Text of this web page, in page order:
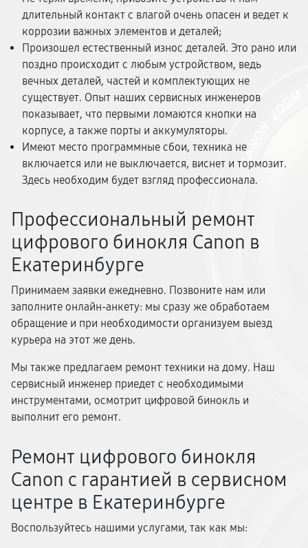
длительный контакт с влагой очень опасен и ведет к
коррозии важных элементов и деталей;
Произошел естественный износ деталей. Это рано или
поздно происходит с любым устройством, ведь
вечных деталей, частей и комплектующих не
существует. Опыт наших сервисных инженеров
показывает, что первыми ломаются кнопки на
корпусе, а также порты и аккумуляторы.
Имеют место программные сбои, техника не
включается или не выключается, виснет и тормозит.
Здесь необходим будет взгляд профессионала.
Профессиональный ремонт
цифрового бинокля Canon в
Екатеринбурге
Принимаем заявки ежедневно. Позвоните нам или
заполните онлайн-анкету: мы сразу же обработаем
обращение и при необходимости организуем выезд
курьера на этот же день.
Мы также предлагаем ремонт техники на дому. Наш
сервисный инженер приедет с необходимыми
инструментами, осмотрит цифровой бинокль и
выполнит его ремонт.
Ремонт цифрового бинокля
Canon с гарантией в сервисном
центре в Екатеринбурге
Воспользуйтесь нашими услугами, так как мы: